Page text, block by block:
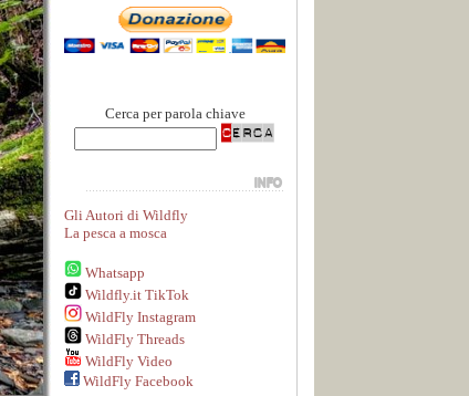
Cerca per parola chiave
Gli Autori di Wildfly
La pesca a mosca
Whatsapp
Wildfly.it TikTok
WildFly Instagram
WildFly Threads
WildFly Video
WildFly Facebook